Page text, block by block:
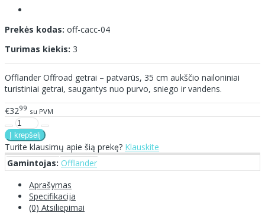
Prekės kodas: off-cacc-04
Turimas kiekis: 3
Offlander Offroad getrai – patvarūs, 35 cm aukščio nailoniniai
turistiniai getrai, saugantys nuo purvo, sniego ir vandens.
€3299 su PVM
Turite klausimų apie šią prekę? Klauskite
Gamintojas: Offlander
Aprašymas
Specifikacija
(0) Atsiliepimai